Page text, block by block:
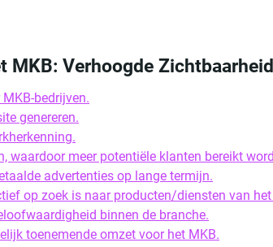
MKB: Verhoogde
bedrijven.
genereren.
waardoor meer potentiële klanten bereikt
advertenties op lange termijn.
op zoek is naar producten/diensten van
binnen de branche.
toenemende omzet voor het MKB.